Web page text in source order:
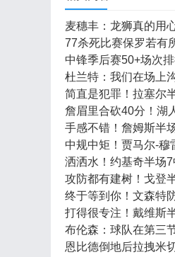
麦穗丰：龙狮真的用
77杀死比赛保罗若有
中锋季后赛50+场次
杜兰特：我们在场上
简直是犯罪！拉塞尔
詹眉里合砍40分！湖
手感不错！詹姆斯半
中规中矩！贾马尔-穆
洒洒水！约基奇半场
攻防都有建树！戈登
终于等到你！文森特
打得很专注！戴维斯
布伦森：球队在第三
恩比德倒地后拉拽米